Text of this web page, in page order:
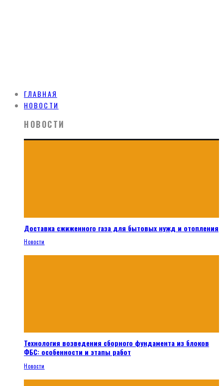
ГЛАВНАЯ
НОВОСТИ
НОВОСТИ
Доставка сжиженного газа для бытовых нужд и отопления
Новости
Технология возведения сборного фундамента из блоков
ФБС: особенности и этапы работ
Новости